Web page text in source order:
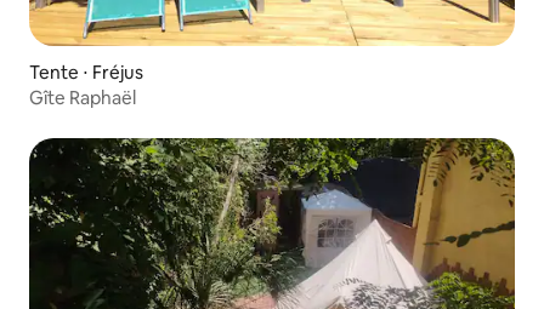
Tente ⋅ Fréjus
Gîte Raphaël